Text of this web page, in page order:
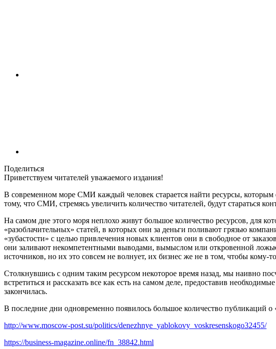
Поделиться
Приветствуем читателей уважаемого издания!
В современном море СМИ каждый человек старается найти ресурсы,
тому, что СМИ, стремясь увеличить количество читателей, будут стараться
На самом дне этого моря неплохо живут большое количество ресурсов, для
«разоблачительных» статей, в которых они за деньги поливают грязью
«зубастости» с целью привлечения новых клиентов они в свободное от
они заливают некомпетентными выводами, вымыслом или откровенной
источников, но их это совсем не волнует, их бизнес же не в том, чтобы кому-
Столкнувшись с одним таким ресурсом некоторое время назад, мы наивно
встретиться и рассказать все как есть на самом деле, предоставив
закончилась.
В последние дни одновременно появилось большое количество публикаций о
http://www.moscow-post.su/politics/denezhnye_yablokovy_voskresenskogo32455/
https://business-magazine.online/fn_38842.html